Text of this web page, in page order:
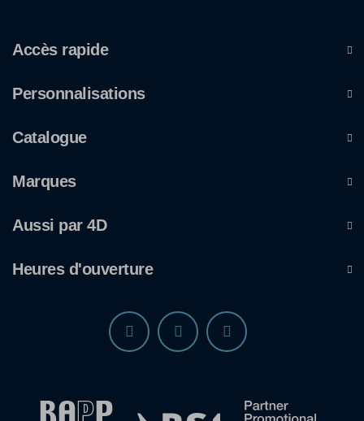
Accès rapide
Personnalisations
Catalogue
Marques
Aussi par 4D
Heures d'ouverture